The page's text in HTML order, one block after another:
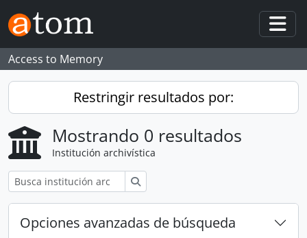
Skip to main content
Access to Memory
Restringir resultados por:
Mostrando 0 resultados
Institución archivística
Opciones avanzadas de búsqueda